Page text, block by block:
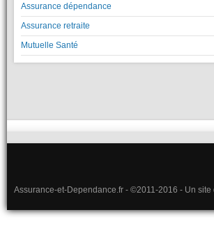
Assurance dépendance
Assurance retraite
Mutuelle Santé
Assurance-et-Dependance.fr - ©2011-2016 - Un site